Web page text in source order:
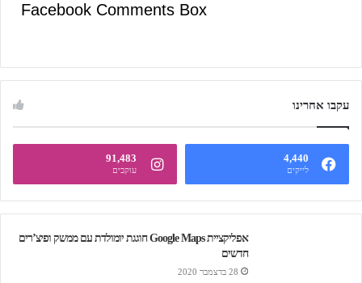
Facebook Comments Box
עקבו אחרינו
4,440
לייקים
91,483
עוקבים
אפליקציית Google Maps חוגגת יומולדת עם ממשק ופיצ’רים
חדשים
28 בדצמבר 2020